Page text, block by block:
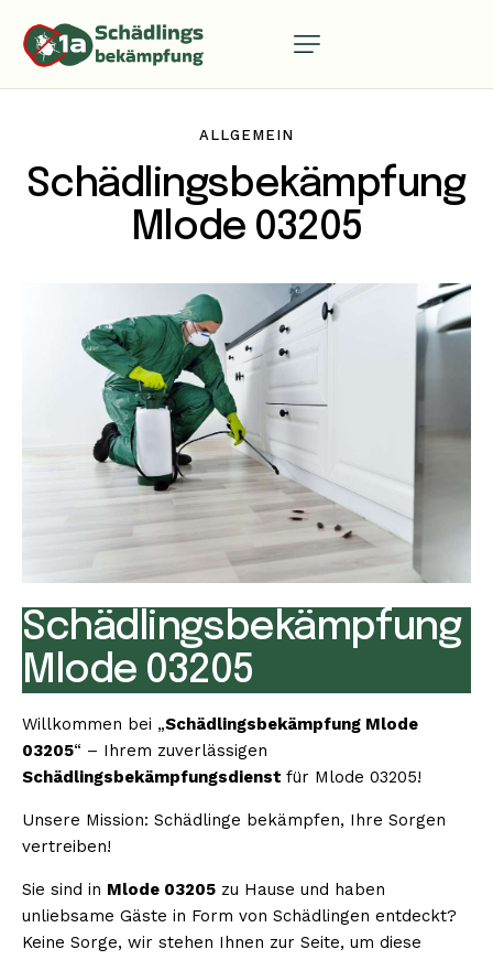
ALLGEMEIN
Schädlingsbekämpfung
Mlode 03205
Schädlingsbekämpfung
Mlode 03205
Willkommen bei „Schädlingsbekämpfung Mlode
03205“ – Ihrem zuverlässigen
Schädlingsbekämpfungsdienst für Mlode 03205!
Unsere Mission: Schädlinge bekämpfen, Ihre Sorgen
vertreiben!
Sie sind in Mlode 03205 zu Hause und haben
unliebsame Gäste in Form von Schädlingen entdeckt?
Keine Sorge, wir stehen Ihnen zur Seite, um diese